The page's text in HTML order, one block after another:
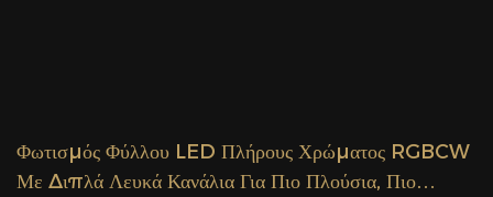
Φωτισμός Φύλλου LED Πλήρους Χρώματος RGBCW
Με Διπλά Λευκά Κανάλια Για Πιο Πλούσια, Πιο